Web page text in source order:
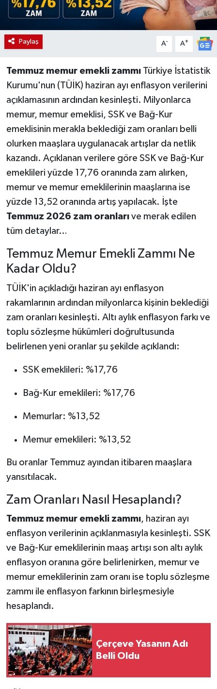
Paylaş A- A+
Temmuz memur emekli zammıTürkiye İstatistik
Kurumu'nun (TÜİK) haziran ayı enflasyon verilerini
açıklamasının ardından kesinleşti. Milyonlarca
memur, memur emeklisi, SSK ve Bağ-Kur
emeklisinin merakla beklediği zam oranları belli
olurken maaşlara uygulanacak artışlar da netlik
kazandı. Açıklanan verilere göre SSK ve Bağ-Kur
emeklileri yüzde 17,76 oranında zam alırken,
memur ve memur emeklilerinin maaşlarına ise
yüzde 13,52 oranında artış yapılacak. İşte
Temmuz 2026 zam oranlarıve merak edilen
tüm detaylar…
Temmuz Memur Emekli Zammı Ne
Kadar Oldu?
TÜİK'in açıkladığı haziran ayı enflasyon
rakamlarının ardından milyonlarca kişinin beklediği
zam oranları kesinleşti. Altı aylık enflasyon farkı ve
toplu sözleşme hükümleri doğrultusunda
belirlenen yeni oranlar şu şekilde açıklandı:
SSK emeklileri: %17,76
Bağ-Kur emeklileri: %17,76
Memurlar: %13,52
Memur emeklileri: %13,52
Bu oranlar Temmuz ayından itibaren maaşlara
yansıtılacak.
Zam Oranları Nasıl Hesaplandı?
Temmuz memur emekli zammı, haziran ayı
enflasyon verilerinin açıklanmasıyla kesinleşti. SSK
ve Bağ-Kur emeklilerinin maaş artışı son altı aylık
enflasyon oranına göre belirlenirken, memur ve
memur emeklilerinin zam oranı ise toplu sözleşme
zammı ile enflasyon farkının birleşmesiyle
hesaplandı.
Çerçeve Yasanın Adı
Belli Oldu